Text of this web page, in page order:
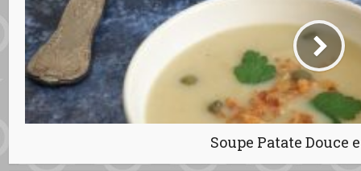
Soupe Patate Douce